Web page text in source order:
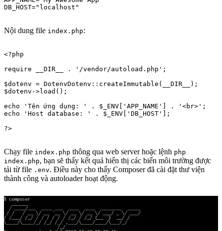
Nội dung file index.php:
<?php
require __DIR__ . '/vendor/autoload.php';
$dotenv = DotenvDotenv::createImmutable(__DIR__);
$dotenv->load();
echo 'Tên ứng dụng: ' . $_ENV['APP_NAME'] . '<br>';
echo 'Host database: ' . $_ENV['DB_HOST'];
Chạy file index.php thông qua web server hoặc lệnh php
index.php, bạn sẽ thấy kết quả hiển thị các biến môi trường được
tải từ file .env. Điều này cho thấy Composer đã cài đặt thư viện
thành công và autoloader hoạt động.